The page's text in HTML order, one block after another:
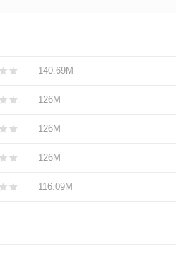
140.69M
126M
126M
126M
116.09M